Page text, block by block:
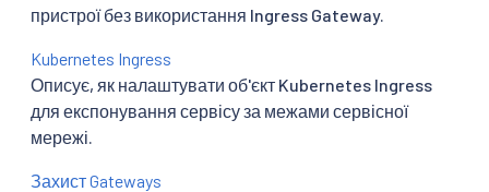
пристрої без використання Ingress Gateway.
Kubernetes Ingress
Описує, як налаштувати об'єкт Kubernetes Ingress
для експонування сервісу за межами сервісної
мережі.
Захист Gateways